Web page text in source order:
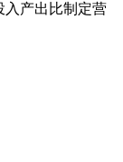
入产出比制定营